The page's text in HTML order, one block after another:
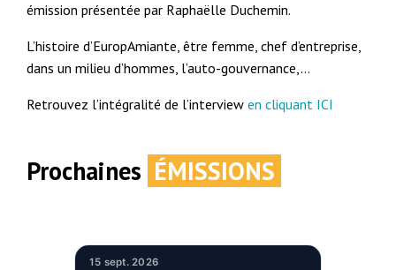
émission présentée par Raphaëlle Duchemin.
L’histoire d’EuropAmiante, être femme, chef d’entreprise,
dans un milieu d’hommes, l’auto-gouvernance,…
Retrouvez l’intégralité de l’interviewen cliquant ICI
Prochaines ÉMISSIONS
15 sept. 2026